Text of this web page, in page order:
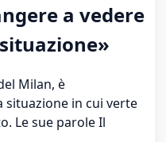
a vedere
Milan, è
in cui verte
Le sue parole Il